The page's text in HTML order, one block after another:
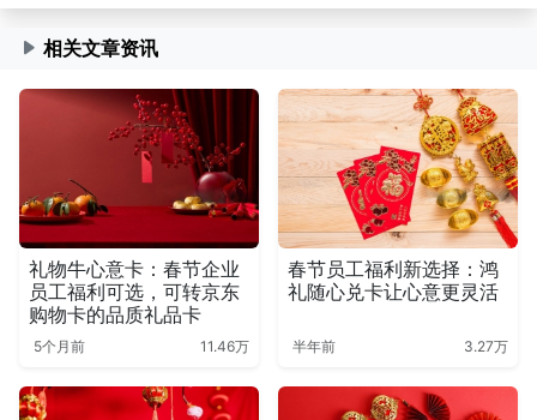
相关文章资讯
礼物牛心意卡：春节企业
员工福利可选，可转京东
购物卡的品质礼品卡
5个月前 11.46万
春节员工福利新选择：鸿
礼随心兑卡让心意更灵活
半年前 3.27万